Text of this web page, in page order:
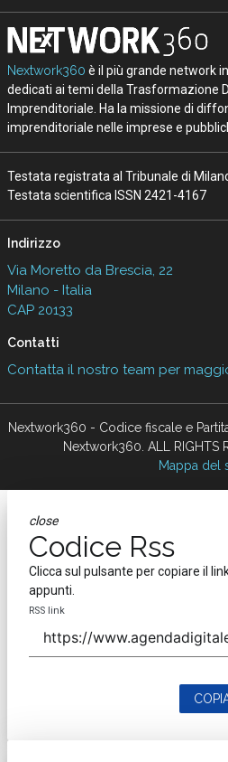
Nextwork360 è il più grande network
dedicati ai temi della Trasformazione
Imprenditoriale. Ha la missione di
imprenditoriale nelle imprese e
Testata registrata al Tribunale di
Testata scientifica ISSN 2421-4167
Indirizzo
Via Moretto da Brescia, 22
Milano - Italia
CAP 20133
Contatti
Contatta il nostro team per
Nextwork360 - Codice fiscale e
Nextwork360. ALL RIGHTS
Mappa del
close
Codice Rss
Clicca sul pulsante per copiare il
appunti.
RSS link